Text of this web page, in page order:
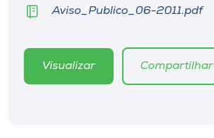
Selecione
o idioma
Aviso_Publico_06-2011.pdf
Visualizar Compartilhar